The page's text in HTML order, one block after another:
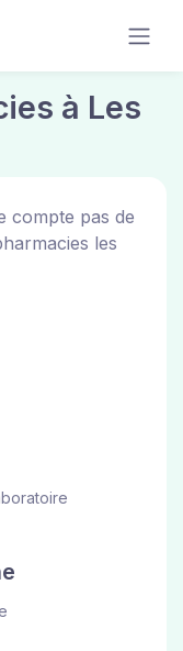
à Les
compte pas de
les